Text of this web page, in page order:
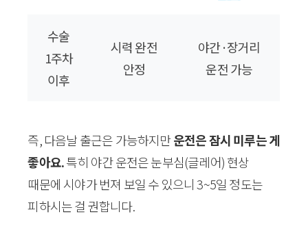
수술
1주차
이후
시력 완전
안정
야간·장거리
운전 가능
즉, 다음날 출근은 가능하지만운전은 잠시 미루는 게
좋아요.특히 야간 운전은 눈부심(글레어) 현상
때문에 시야가 번져 보일 수 있으니 3~5일 정도는
피하시는 걸 권합니다.